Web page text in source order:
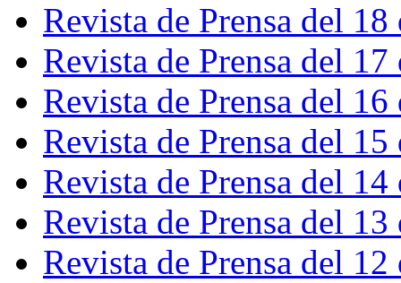
Revista de Prensa del
Revista de Prensa del
Revista de Prensa del
Revista de Prensa del
Revista de Prensa del
Revista de Prensa del
Revista de Prensa del